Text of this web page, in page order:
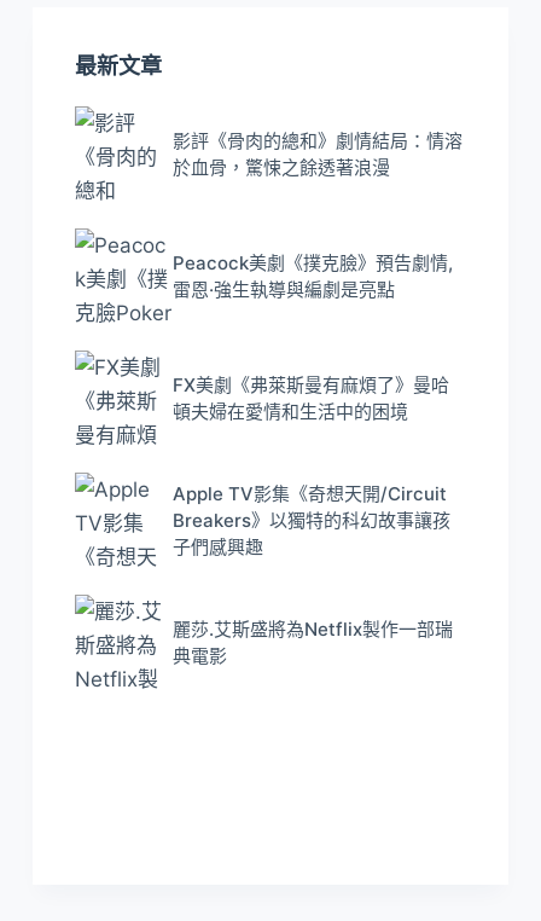
最新文章
影評《骨肉的總和》劇情結局：情溶
於血骨，驚悚之餘透著浪漫
Peacock美劇《撲克臉》預告劇情,
雷恩·強生執導與編劇是亮點
FX美劇《弗萊斯曼有麻煩了》曼哈
頓夫婦在愛情和生活中的困境
Apple TV影集《奇想天開/Circuit
Breakers》以獨特的科幻故事讓孩
子們感興趣
麗莎.艾斯盛將為Netflix製作一部瑞
典電影